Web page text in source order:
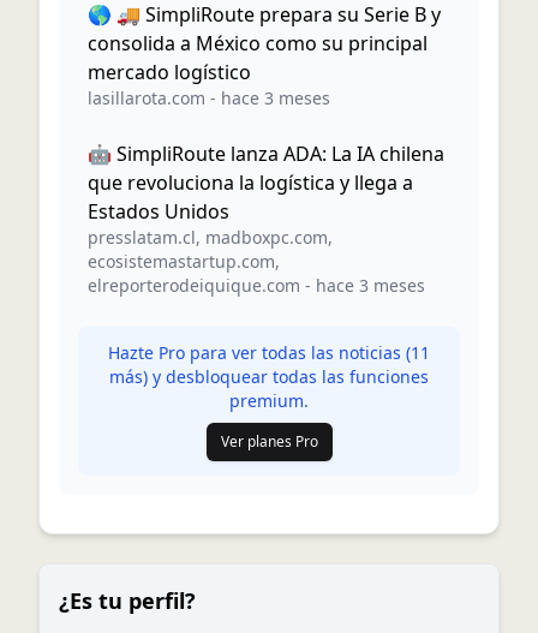
🌎 🚚 SimpliRoute prepara su Serie B y
consolida a México como su principal
mercado logístico
lasillarota.com - hace 3 meses
🤖 SimpliRoute lanza ADA: La IA chilena
que revoluciona la logística y llega a
Estados Unidos
presslatam.cl, madboxpc.com,
ecosistemastartup.com,
elreporterodeiquique.com - hace 3 meses
Hazte Pro para ver todas las noticias (11
más) y desbloquear todas las funciones
premium.
Ver planes Pro
¿Es tu perfil?